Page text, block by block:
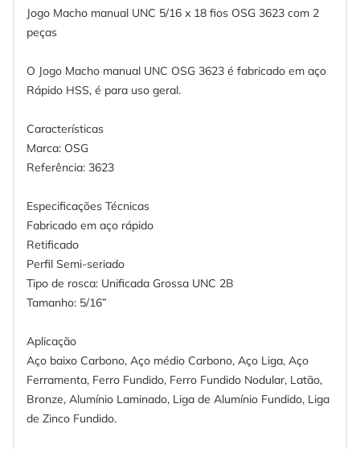
Jogo Macho manual UNC 5/16 x 18 fios OSG 3623 com 2
peças
O Jogo Macho manual UNC OSG 3623 é fabricado em aço
Rápido HSS, é para uso geral.
Características
Marca: OSG
Referência: 3623
Especificações Técnicas
Fabricado em aço rápido
Retificado
Perfil Semi-seriado
Tipo de rosca: Unificada Grossa UNC 2B
Tamanho: 5/16”
Aplicação
Aço baixo Carbono, Aço médio Carbono, Aço Liga, Aço
Ferramenta, Ferro Fundido, Ferro Fundido Nodular, Latão,
Bronze, Alumínio Laminado, Liga de Alumínio Fundido, Liga
de Zinco Fundido.